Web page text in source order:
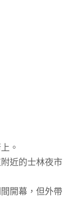
。
近的士林夜市
開幕，但外帶